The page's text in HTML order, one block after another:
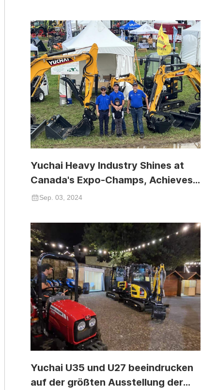
Yuchai Heavy Industry Shines at
Canada's Expo-Champs, Achieves
Significant Success
Sep. 03, 2024
Yuchai U35 und U27 beeindrucken
auf der größten Ausstellung der